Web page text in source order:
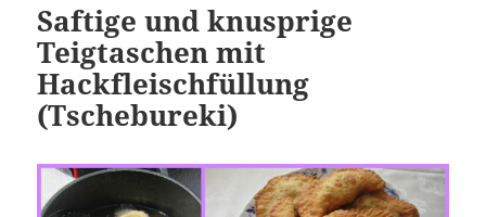
Saftige und knusprige
Teigtaschen mit
Hackfleischfüllung
(Tschebureki)